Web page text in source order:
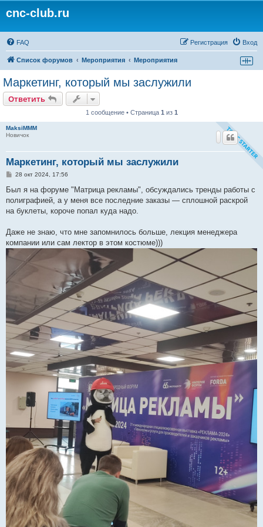
cnc-club.ru
FAQ Вход
Регистрация
Список форумов Мероприятия Мероприятия
Маркетинг, который мы заслужили
Ответить
1 сообщение • Страница 1 из 1
MaksiMMM
Новичок
Маркетинг, который мы заслужили
С
о
щ
е
е
28 окт 2024, 17:56
Был я на форуме "Матрица рекламы", обсуждались тренды работы с
полиграфией, а у меня все последние заказы — сплошной раскрой
на буклеты, короче попал куда надо.
Даже не знаю, что мне запомнилось больше, лекция менеджера
компании или сам лектор в этом костюме)))